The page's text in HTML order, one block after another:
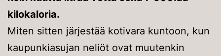
kilokaloria.
Miten sitten järjestää kotivara kuntoon, kun
kaupunkiasujan neliöt ovat muutenkin